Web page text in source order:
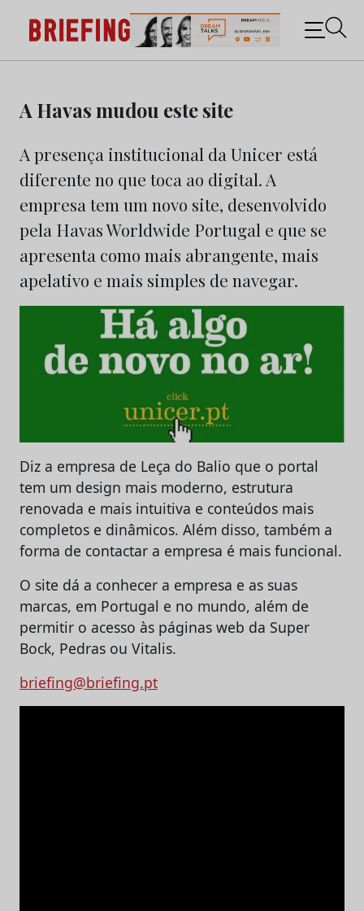
content
Briefing: Todas as notícias sobre os negócios do
Marketing e da Publicidade
A Havas mudou este site
A presença institucional da Unicer está
diferente no que toca ao digital. A
empresa tem um novo site, desenvolvido
pela Havas Worldwide Portugal e que se
apresenta como mais abrangente, mais
apelativo e mais simples de navegar.
Diz a empresa de Leça do Balio que o portal
tem um design mais moderno, estrutura
renovada e mais intuitiva e conteúdos mais
completos e dinâmicos. Além disso, também a
forma de contactar a empresa é mais funcional.
O site dá a conhecer a empresa e as suas
marcas, em Portugal e no mundo, além de
permitir o acesso às páginas web da Super
Bock, Pedras ou Vitalis.
briefing@briefing.pt